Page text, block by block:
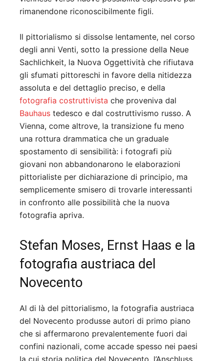
rimanendone riconoscibilmente figli.
Il pittorialismo si dissolse lentamente, nel corso
degli anni Venti, sotto la pressione della Neue
Sachlichkeit, la Nuova Oggettività che rifiutava
gli sfumati pittoreschi in favore della nitidezza
assoluta e del dettaglio preciso, e della
fotografia costruttivista che proveniva dal
Bauhaus tedesco e dal costruttivismo russo. A
Vienna, come altrove, la transizione fu meno
una rottura drammatica che un graduale
spostamento di sensibilità: i fotografi più
giovani non abbandonarono le elaborazioni
pittorialiste per dichiarazione di principio, ma
semplicemente smisero di trovarle interessanti
in confronto alle possibilità che la nuova
fotografia apriva.
Stefan Moses, Ernst Haas e la
fotografia austriaca del
Novecento
Al di là del pittorialismo, la fotografia austriaca
del Novecento produsse autori di primo piano
che si affermarono prevalentemente fuori dai
confini nazionali, come accade spesso nei paesi
la cui storia politica del Novecento, l’Anschluss